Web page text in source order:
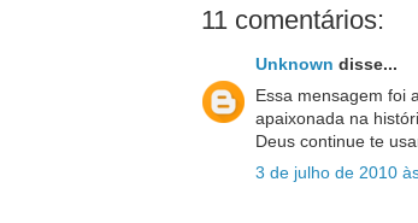
11 comentários:
Unknown disse...
Essa mensagem foi
apaixonada na
Deus continue te
3 de julho de 2010